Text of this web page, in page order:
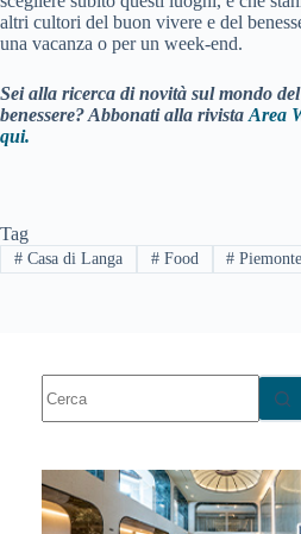
altri cultori del buon vivere e del
una vacanza o per un week-end.
Sei alla ricerca di novità sul mondo
benessere? Abbonati alla rivista Area
qui.
Tag
#Casa di Langa #Food # Piemonte
risultato